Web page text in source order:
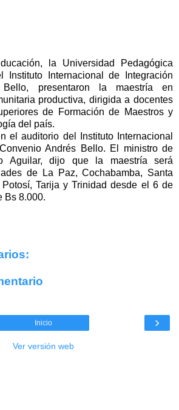
la Universidad Pedagógica
Instituto Internacional de Integración
Bello, presentaron la maestría en
productiva, dirigida a docentes
de Formación de Maestros y
del país.
el auditorio del Instituto Internacional
Andrés Bello. El ministro de
Aguilar, dijo que la maestría será
de La Paz, Cochabamba, Santa
Tarija y Trinidad desde el 6 de
Bs 8.000.
›
Inicio
Ver versión web